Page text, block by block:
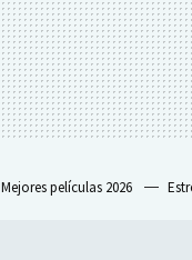
Mejores películas 2026